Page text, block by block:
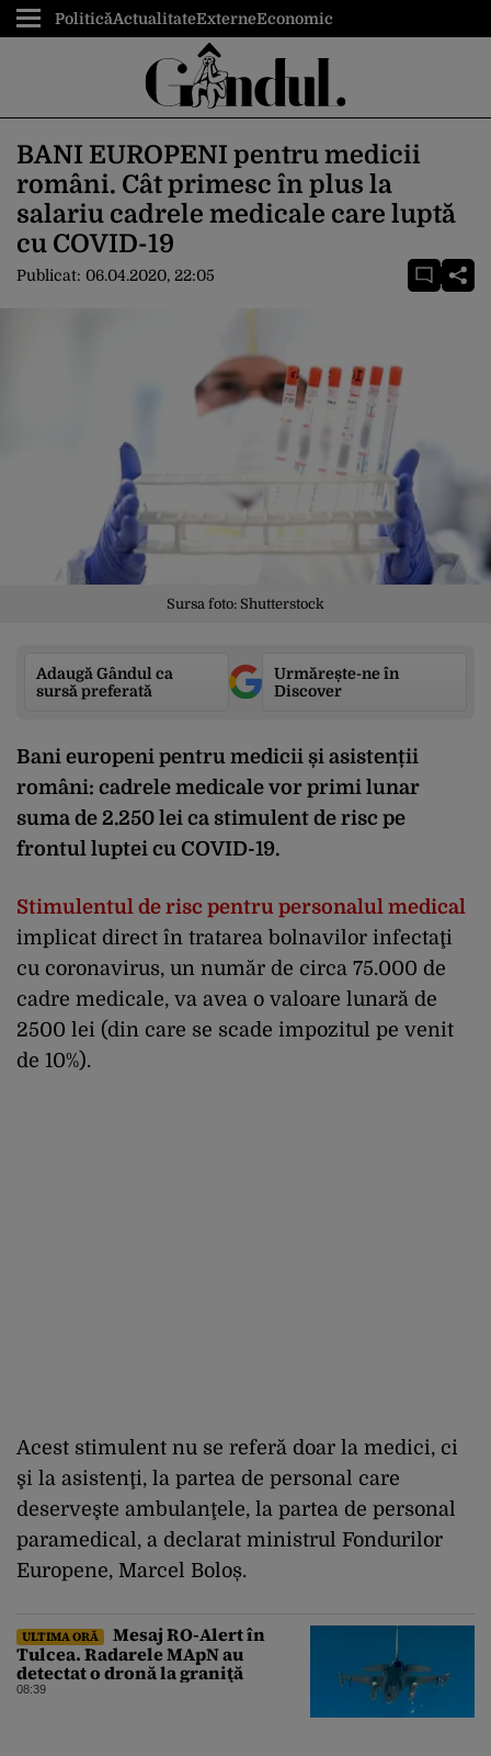
PoliticăActualitateExterneEconomic
BANI EUROPENI pentru medicii
români. Cât primesc în plus la
salariu cadrele medicale care luptă
cu COVID-19
Publicat: 06.04.2020, 22:05
Sursa foto: Shutterstock
Adaugă Gândul ca
sursă preferată
Urmărește-ne în
Discover
Bani europeni pentru medicii și asistenții
români: cadrele medicale vor primi lunar
suma de 2.250 lei ca stimulent de risc pe
frontul luptei cu COVID-19.
Stimulentul de risc pentru personalul medical
implicat direct în tratarea bolnavilor infectaţi
cu coronavirus, un număr de circa 75.000 de
cadre medicale, va avea o valoare lunară de
2500 lei (din care se scade impozitul pe venit
de 10%).
Acest stimulent nu se referă doar la medici, ci
şi la asistenţi, la partea de personal care
deserveşte ambulanţele, la partea de personal
paramedical, a declarat ministrul Fondurilor
Europene, Marcel Boloș.
ULTIMA ORĂ
Mesaj RO-Alert în
Tulcea. Radarele MApN au
detectat o dronă la graniţă
08:39